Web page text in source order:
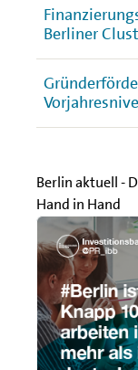
Berliner
Berlin aktuell -
Hand in Hand